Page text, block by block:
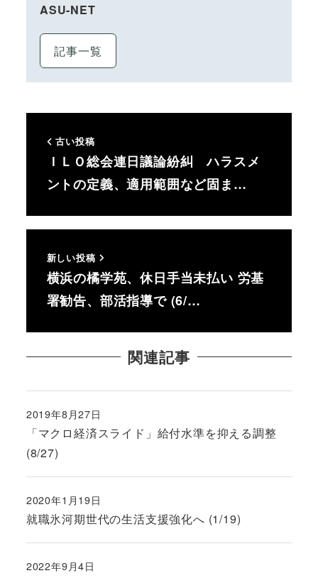
ASU-NET
記事一覧
古い投稿
ＩＬＯ総会連日議論紛糾 ハラスメ
ントの定義、適用範囲など固ま…
新しい投稿
横浜の橘学苑、休日手当未払い 労基
署勧告、部活指導で (6/…
関連記事
「マクロ経済スライド」給付水準を抑える調整
(8/27)
投稿日
2019年8月27日
就職氷河期世代の生活支援強化へ (1/19)
投稿日
2020年1月19日
投稿日
2022年9月4日